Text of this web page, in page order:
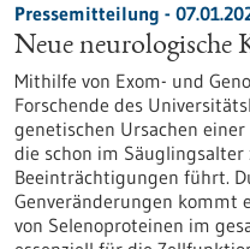
Pressemitteilung -
Neue neurologische
Mithilfe von Exom- und
Forschende des
genetischen Ursachen
die schon im
Beeinträchtigungen führt.
Genveränderungen kommt
von Selenoproteinen im